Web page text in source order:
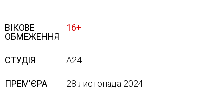
ВІКОВЕ
ОБМЕЖЕННЯ
16+
СТУДІЯ A24
ПРЕМ'ЄРА 28 листопада 2024